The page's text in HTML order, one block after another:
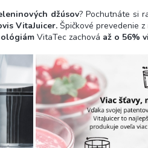
džúsov? Pochutnáte si
VitaJuicer.Špičkové prevedenie z
VitaTec zachová až o 56%